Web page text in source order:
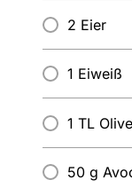
2 Eier
1 Eiweiß
1 TL
50 g